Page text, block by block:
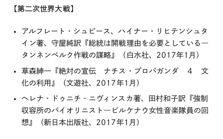
【第二次世界大戦】
アルフレート・シュピース、ハイナー・リヒテンシュタ
イン著、守屋純訳『総統は開戦理由を必要としている―
タンネンベルク作戦の謀略』（白水社、2017年1月）
草森紳一『絶対の宣伝 ナチス・プロパガンダ ４ 文
化の利用』（文遊社、2017年1月）
ヘレナ・ドゥニチ‐ニヴィンスカ著、田村和子訳『強制
収容所のバイオリニスト―ビルケナウ女性音楽隊員の回
想』（新日本出版社、2017年1月）